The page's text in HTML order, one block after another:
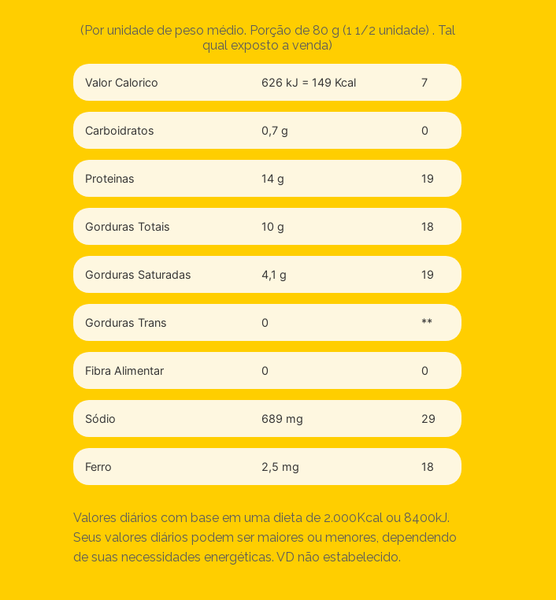
(Por unidade de peso médio. Porção de 80 g (1 1/2 unidade) . Tal
qual exposto a venda)
Valor Calorico 626 kJ = 149 Kcal 7
Carboidratos 0,7 g 0
Proteinas 14 g 19
Gorduras Totais 10 g 18
Gorduras Saturadas 4,1 g 19
Gorduras Trans 0 **
Fibra Alimentar 0 0
Sódio 689 mg 29
Ferro 2,5 mg 18
Valores diários com base em uma dieta de 2.000Kcal ou 8400kJ.
Seus valores diários podem ser maiores ou menores, dependendo
de suas necessidades energéticas. VD não estabelecido.